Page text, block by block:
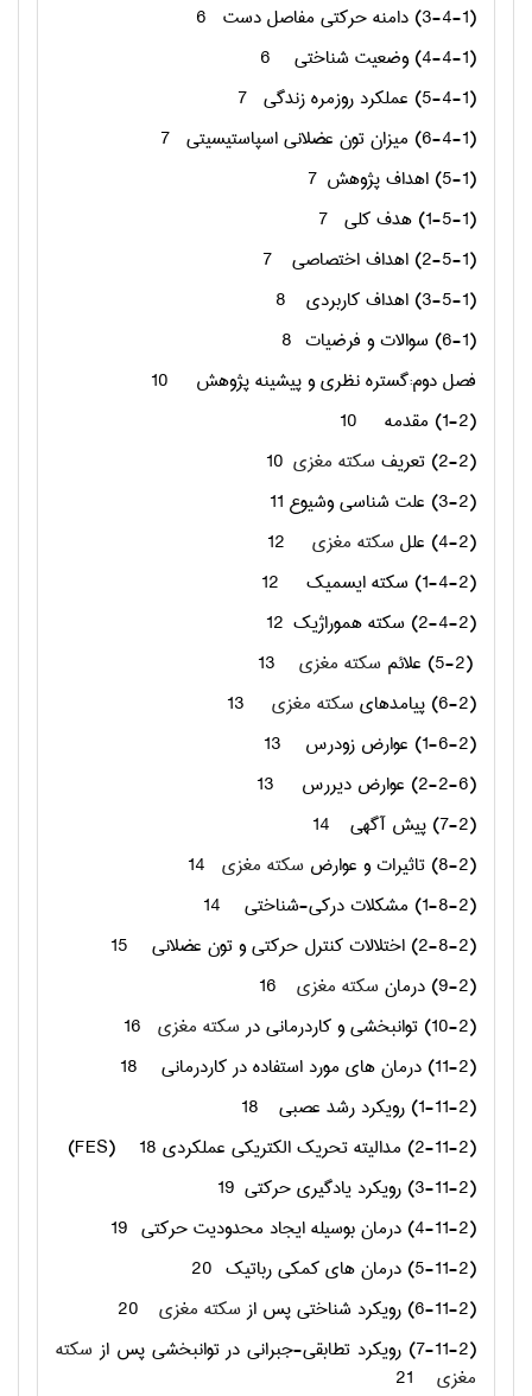
(3-4-1) دامنه حرکتی مفاصل دست
6
(4-4-1) وضعیت شناختی
6
(5-4-1) عملکرد روزمره زندگی
7
(6-4-1) میزان تون عضلانی اسپاستیسیتی
7
(5-1) اهداف پژوهش
7
(1-5-1) هدف کلی
7
(2-5-1) اهداف اختصاصی
7
(3-5-1) اهداف کاربردی
8
(6-1) سوالات و فرضیات
8
فصل دوم:گستره نظری و پیشینه پژوهش
10
(1-2) مقدمه
10
(2-2) تعریف
سکته مغزی 10
(3-2) علت شناسی وشیوع 11
(4-2) علل
سکته مغزی
12
(1-4-2) سکته ایسمیک
12
(2-4-2) سکته هموراژیک
12
(5-2) علائم
سکته مغزی
13
(6-2) پیامدهای
سکته مغزی
13
(1-6-2) عوارض زودرس
13
(2-2-6) عوارض دیررس
13
(7-2) پیش آگهی
14
(8-2) تاثیرات و عوارض
سکته مغزی 14
(1-8-2) مشکلات درکی-شناختی
14
(2-8-2) اختلالات کنترل حرکتی و تون عضلانی
15
(9-2) درمان
سکته مغزی
16
(10-2) توانبخشی و کاردرمانی در
سکته مغزی 16
(11-2) درمان های مورد استفاده در کاردرمانی
18
(1-11-2) رویکرد رشد عصبی
18
(2-11-2) مدالیته تحریک الکتریکی عملکردی
(FES)
18
(3-11-2) رویکرد یادگیری حرکتی
19
(4-11-2) درمان بوسیله ایجاد محدودیت حرکتی
19
(5-11-2) درمان های کمکی رباتیک
20
(6-11-2) رویکرد شناختی پس از
سکته مغزی
20
(7-11-2) رویکرد تطابقی-جبرانی در توانبخشی پس از
سکته
مغزی
21